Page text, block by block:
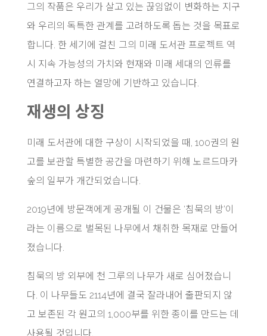
그의 작품은 우리가 살고 있는 끊임없이 변화하는 지구
와 우리의 독특한 관계를 고려하도록 돕는 것을 목표로
합니다. 한 세기에 걸친 그의 미래 도서관 프로젝트 역
시 지속 가능성의 가치와 현재와 미래 세대의 인류를
연결하고자 하는 열망에 기반하고 있습니다.
재생의 상징
미래 도서관에 대한 구상이 시작되었을 때, 100권의 원
고를 보관할 특별한 공간을 마련하기 위해 노르드마카
숲의 일부가 개간되었습니다.
2019년에 방문객에게 공개될 이 건물은 ‘침묵의 방’이
라는 이름으로 벌목된 나무에서 채취한 목재로 만들어
졌습니다.
침묵의 방 외부에 천 그루의 나무가 새로 심어졌습니
다. 이 나무들도 2114년에 결국 잘라내어 출판되지 않
고 보존된 각 원고의 1,000부를 위한 종이를 만드는 데
사용될 것입니다.